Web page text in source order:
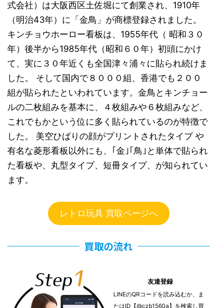
式会社）は大阪西区土佐堀にて創業され、1910年
（明治43年）に「金鳥」が商標登録されました。
キンチョウホーロー看板は、1955年代（ 昭和３０
年）後半から1985年代（昭和６０年）初頭にかけ
て、実に３０年近くも全国津々浦々に貼られ続けま
した。 そして国内で８０００組、香港でも２００
組が貼られたといわれています。金鳥とキンチョー
ルの二枚組みを基本に、４枚組みや６枚組みなど、
これでもかという位に多く貼られているのが特徴で
した。 美空ひばりの顔がプリントされたタイプ や
有名な菱形看板以外にも、｢金｣｢鳥｣と単体で貼られ
た看板や、丸型タイプ、短冊タイプ、が知られてい
ます。
レトロ玩具 買取ページへ
買取の流れ
友達登録
LINEのQRコードを読み込むか、ま
たはID【@czb1560a】を検索し買